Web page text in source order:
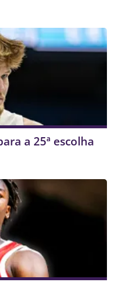
a 25ª escolha